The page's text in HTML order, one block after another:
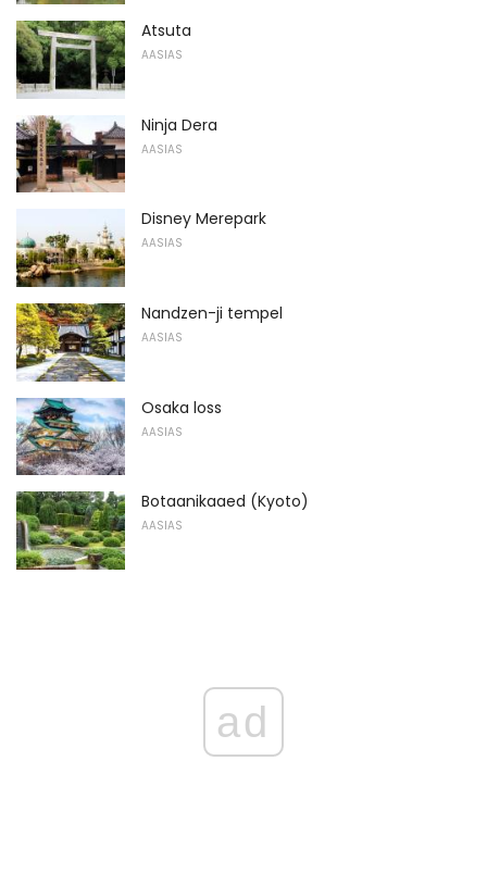
Atsuta
AASIAS
Ninja Dera
AASIAS
Disney Merepark
AASIAS
Nandzen-ji tempel
AASIAS
Osaka loss
AASIAS
Botaanikaaed (Kyoto)
AASIAS
ad